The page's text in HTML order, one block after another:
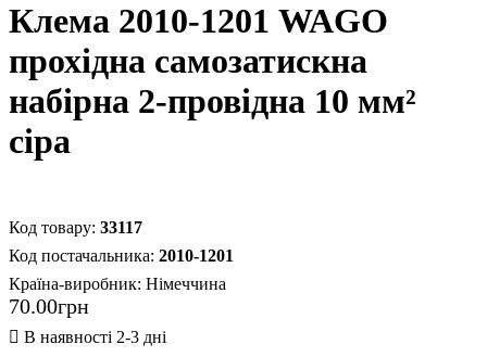
Клема 2010-1201 WAGO
прохідна самозатискна
набірна 2-провідна 10 мм²
сіра
33117
2010-1201
Країна-виробник: Нiмеччина
70.00грн